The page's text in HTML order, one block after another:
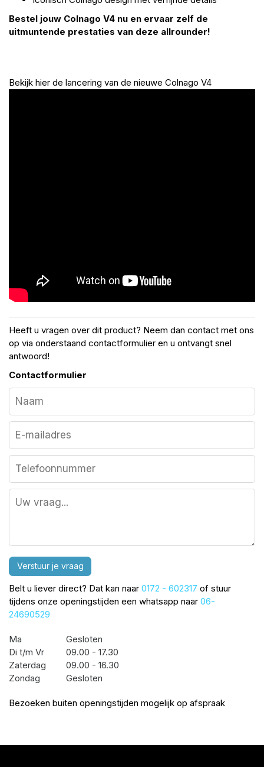
Bestel jouw Colnago V4 nu en ervaar zelf de
uitmuntende prestaties van deze allrounder!
Bekijk hier de lancering van de nieuwe Colnago V4
Heeft u vragen over dit product? Neem dan contact met ons
op via onderstaand contactformulier en u ontvangt snel
antwoord!
Contactformulier
Verstuur je vraag
Belt u liever direct? Dat kan naar 0172 - 602317 of stuur
tijdens onze openingstijden een whatsapp naar 06-
24690529
Ma
Gesloten
Di t/m Vr
09.00 - 17.30
Zaterdag
09.00 - 16.30
Zondag
Gesloten
Bezoeken buiten openingstijden mogelijk op afspraak